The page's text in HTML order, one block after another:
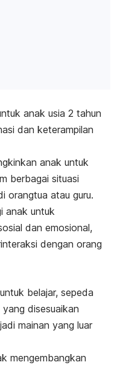
anak usia 2 tahun
dan keterampilan
anak untuk
berbagai situasi
orangtua atau guru.
anak untuk
dan emosional,
dengan orang
belajar, sepeda
yang disesuaikan
mainan yang luar
mengembangkan